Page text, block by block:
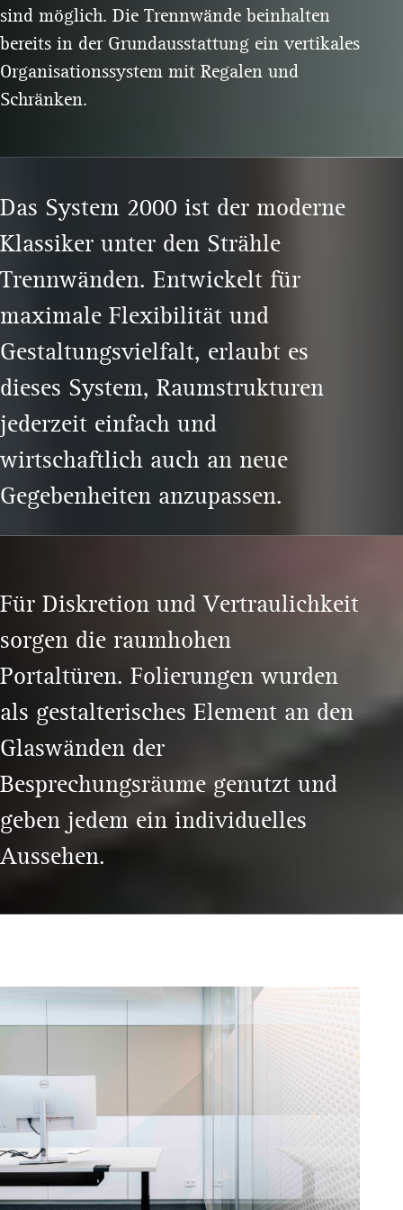
sind möglich. Die Trennwände beinhalten
bereits in der Grundausstattung ein vertikales
Organisationssystem mit Regalen und
Schränken.
Das System 2000 ist der moderne
Klassiker unter den Strähle
Trennwänden. Entwickelt für
maximale Flexibilität und
Gestaltungsvielfalt, erlaubt es
dieses System, Raumstrukturen
jederzeit einfach und
wirtschaftlich auch an neue
Gegebenheiten anzupassen.
Für Diskretion und Vertraulichkeit
sorgen die raumhohen
Portaltüren. Folierungen wurden
als gestalterisches Element an den
Glaswänden der
Besprechungsräume genutzt und
geben jedem ein individuelles
Aussehen.